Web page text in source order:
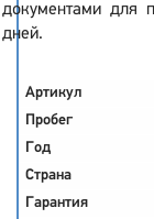
документами для
дней.
Артикул
Пробег
Год
Страна
Гарантия